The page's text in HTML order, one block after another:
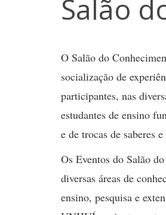
Salão
O Salão do
socialização de
participantes, nas
estudantes de ensino
e de trocas de saberes
Os Eventos do Salão
diversas áreas de
ensino, pesquisa e